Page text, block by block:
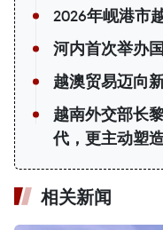
2026年岘港市
河内首次举办
越澳贸易迈向
越南外交部长
代，更主动塑
相关新闻